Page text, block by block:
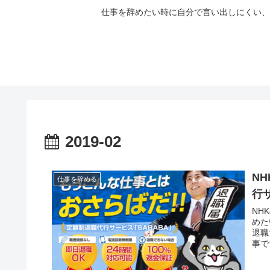
仕事を辞めたい時に自分で言い出しにくい
2019-02
仕事を辞める
行
め
退
事